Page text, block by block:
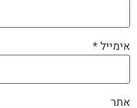
אימייל*
אתר